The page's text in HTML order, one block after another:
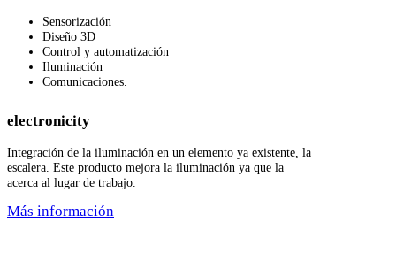
Sensorización
Diseño 3D
Control y automatización
Iluminación
Comunicaciones.
electronicity
Integración de la iluminación en un elemento ya existente, la
escalera. Este producto mejora la iluminación ya que la
acerca al lugar de trabajo.
Más información